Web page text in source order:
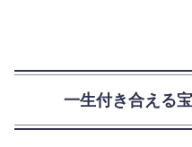
一生付き合える